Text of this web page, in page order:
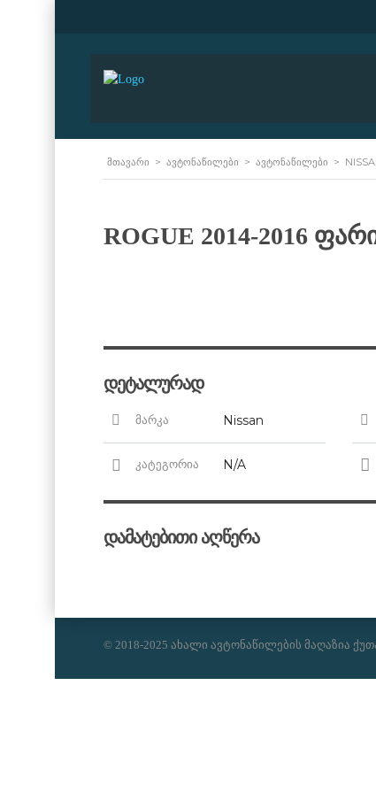
ᲛᲗᲐᲕᲐᲠᲘ > ᲐᲕᲢᲝᲜᲐᲬᲘᲚᲔᲑᲘ > ᲐᲕᲢᲝᲜᲐᲬᲘᲚᲔᲑᲘ >
ROGUE 2014-2016
დეტალურად
მარკა Nissan
კატეგორია N/A
დამატებითი აღწერა
© 2018-2025 ახალი ავტონაწილების მაღაზია